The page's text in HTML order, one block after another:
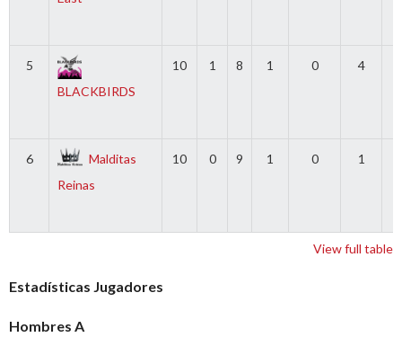
5
BLACKBIRDS
10 1 8 1 0 4
6
Malditas
Reinas
10 0 9 1 0 1
View full table
Estadísticas Jugadores
Hombres A